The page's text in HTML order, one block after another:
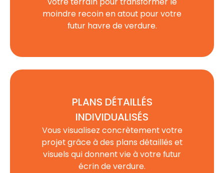
moindre recoin en atout pour votre
futur havre de verdure.
PLANS DÉTAILLÉS
INDIVIDUALISÉS
Vous visualisez concrètement votre
projet grâce à des plans détaillés et
visuels qui donnent vie à votre futur
écrin de verdure.